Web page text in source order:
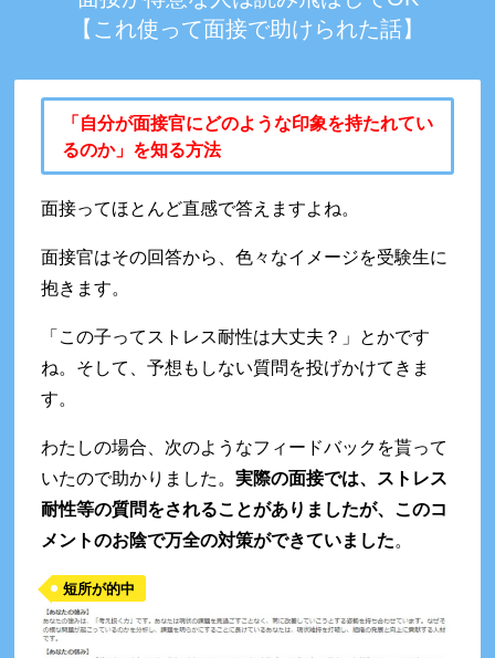
【これ使って面接で助けられた話】
「自分が面接官にどのような印象を持たれてい
るのか」を知る方法
面接ってほとんど直感で答えますよね。
面接官はその回答から、色々なイメージを受験生に
抱きます。
「この子ってストレス耐性は大丈夫？」とかです
ね。そして、予想もしない質問を投げかけてきま
す。
わたしの場合、次のようなフィードバックを貰って
いたので助かりました。 実際の面接では、ストレス
耐性等の質問をされることがありましたが、このコ
メントのお陰で万全の対策ができていました
短所が的中